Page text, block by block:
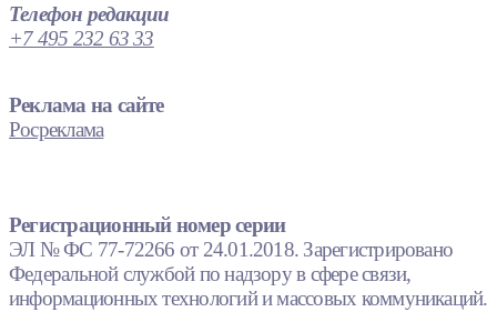
Телефон редакции
+7 495 232 63 33
Реклама на сайте
Росреклама
Регистрационный номер серии
ЭЛ № ФС 77-72266 от 24.01.2018. Зарегистрировано
Федеральной службой по надзору в сфере связи,
информационных технологий и массовых коммуникаций.